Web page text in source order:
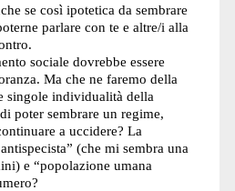
se così ipotetica da sembrare
parlare con te e altre/i alla
sociale dovrebbe essere
Ma che ne faremo della
singole individualità della
poter sembrare un regime,
a uccidere? La
(che mi sembra una
e “popolazione umana